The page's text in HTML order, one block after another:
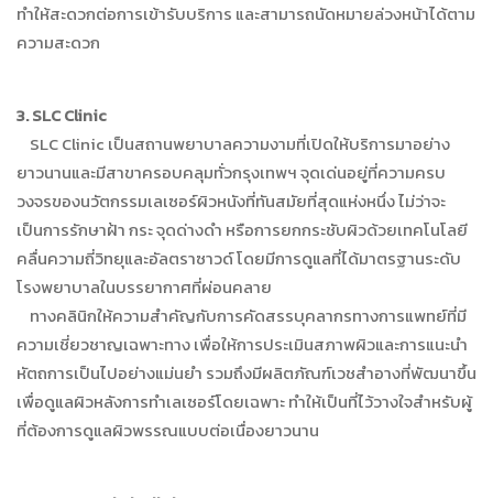
ทำให้สะดวกต่อการเข้ารับบริการ และสามารถนัดหมายล่วงหน้าได้ตาม
ความสะดวก
3. SLC Clinic
SLC Clinic เป็นสถานพยาบาลความงามที่เปิดให้บริการมาอย่าง
ยาวนานและมีสาขาครอบคลุมทั่วกรุงเทพฯ จุดเด่นอยู่ที่ความครบ
วงจรของนวัตกรรมเลเซอร์ผิวหนังที่ทันสมัยที่สุดแห่งหนึ่ง ไม่ว่าจะ
เป็นการรักษาฝ้า กระ จุดด่างดำ หรือการยกกระชับผิวด้วยเทคโนโลยี
คลื่นความถี่วิทยุและอัลตราซาวด์ โดยมีการดูแลที่ได้มาตรฐานระดับ
โรงพยาบาลในบรรยากาศที่ผ่อนคลาย
ทางคลินิกให้ความสำคัญกับการคัดสรรบุคลากรทางการแพทย์ที่มี
ความเชี่ยวชาญเฉพาะทาง เพื่อให้การประเมินสภาพผิวและการแนะนำ
หัตถการเป็นไปอย่างแม่นยำ รวมถึงมีผลิตภัณฑ์เวชสำอางที่พัฒนาขึ้น
เพื่อดูแลผิวหลังการทำเลเซอร์โดยเฉพาะ ทำให้เป็นที่ไว้วางใจสำหรับผู้
ที่ต้องการดูแลผิวพรรณแบบต่อเนื่องยาวนาน